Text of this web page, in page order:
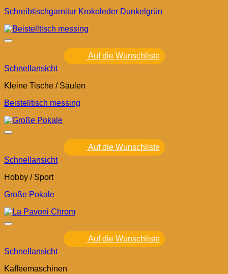
Schreibtischgarnitur Krokoleder Dunkelgrün
Auf die Wunschliste
Schnellansicht
Kleine Tische / Säulen
Beistelltisch messing
Auf die Wunschliste
Schnellansicht
Hobby / Sport
Große Pokale
Auf die Wunschliste
Schnellansicht
Kaffeemaschinen